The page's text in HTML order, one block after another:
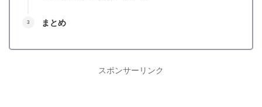
まとめ
スポンサーリンク